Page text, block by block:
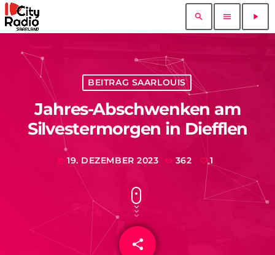
search menu play_arrow
BEITRAG SAARLOUIS
Jahres-Abschwenken am
Silvestermorgen in Diefflen
today 19. DEZEMBER 2023 362 1
share
email